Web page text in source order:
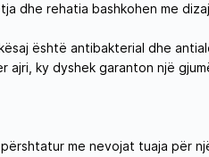
dhe rehatia bashkohen me
është antibakterial dhe
ajri, ky dyshek garanton një
me nevojat tuaja për